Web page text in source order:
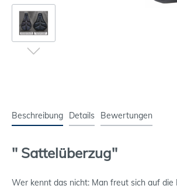
Beschreibung Details Bewertungen
" Sattelüberzug"
Wer kennt das nicht: Man freut sich auf die